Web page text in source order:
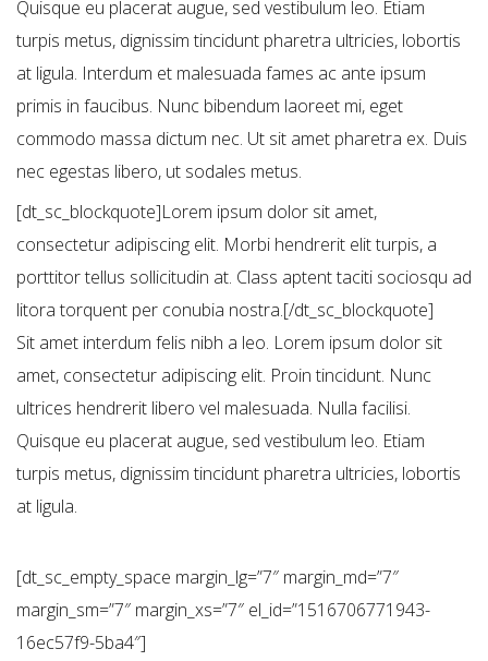
Quisque eu placerat augue, sed vestibulum leo. Etiam
turpis metus, dignissim tincidunt pharetra ultricies, lobortis
at ligula. Interdum et malesuada fames ac ante ipsum
primis in faucibus. Nunc bibendum laoreet mi, eget
commodo massa dictum nec. Ut sit amet pharetra ex. Duis
nec egestas libero, ut sodales metus.
[dt_sc_blockquote]Lorem ipsum dolor sit amet,
consectetur adipiscing elit. Morbi hendrerit elit turpis, a
porttitor tellus sollicitudin at. Class aptent taciti sociosqu ad
litora torquent per conubia nostra.[/dt_sc_blockquote]
Sit amet interdum felis nibh a leo. Lorem ipsum dolor sit
amet, consectetur adipiscing elit. Proin tincidunt. Nunc
ultrices hendrerit libero vel malesuada. Nulla facilisi.
Quisque eu placerat augue, sed vestibulum leo. Etiam
turpis metus, dignissim tincidunt pharetra ultricies, lobortis
at ligula.
[dt_sc_empty_space margin_lg=”7″ margin_md=”7″
margin_sm=”7″ margin_xs=”7″ el_id=”1516706771943-
16ec57f9-5ba4″]